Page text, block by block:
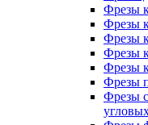
Фрезы
Фрезы
Фрезы
Фрезы
Фрезы
Фрезы
Фрезы